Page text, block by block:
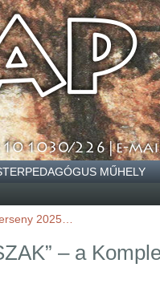
MŰHELY
2025…
– a